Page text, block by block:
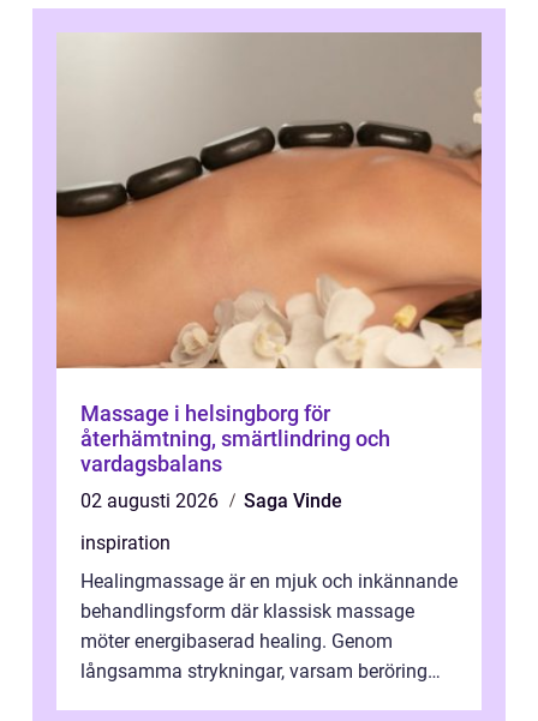
Massage i helsingborg för
återhämtning, smärtlindring och
vardagsbalans
02 augusti 2026
Saga Vinde
inspiration
Healingmassage är en mjuk och inkännande
behandlingsform där klassisk massage
möter energibaserad healing. Genom
långsamma strykningar, varsam beröring